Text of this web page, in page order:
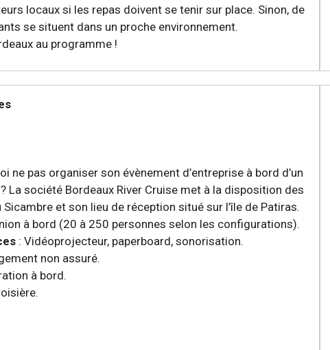
locaux si les repas doivent se tenir sur place. Sinon, de
se situent dans un proche environnement.
au programme !
ne pas organiser son évènement d’entreprise à bord d’un
La société Bordeaux River Cruise met à la disposition des
et son lieu de réception situé sur l’île de Patiras.
à bord (20 à 250 personnes selon les configurations).
: Vidéoprojecteur, paperboard, sonorisation.
non assuré.
à bord.